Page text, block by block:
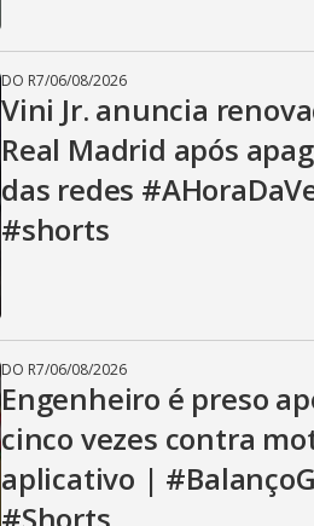
DO R7/06/08/2026
Vini Jr. anuncia
Real Madrid após
das redes
#shorts
DO R7/06/08/2026
Engenheiro é preso
cinco vezes contra
aplicativo |